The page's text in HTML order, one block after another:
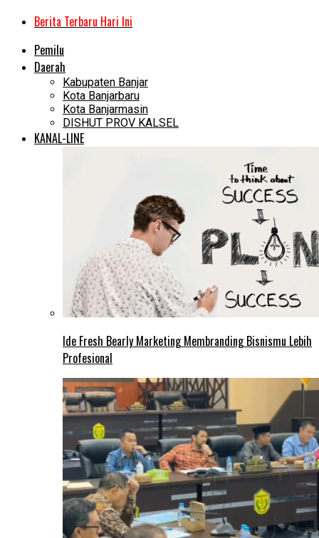
Berita Terbaru Hari Ini
Pemilu
Daerah
Kabupaten Banjar
Kota Banjarbaru
Kota Banjarmasin
DISHUT PROV KALSEL
KANAL-LINE
Ide Fresh Bearly Marketing Membranding Bisnismu Lebih
Profesional